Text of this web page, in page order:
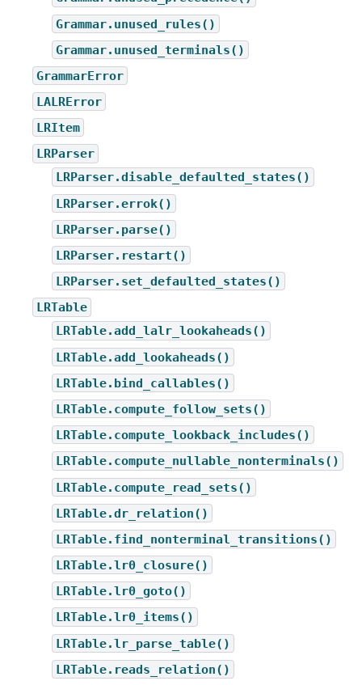
Grammar.unused_rules()
Grammar.unused_terminals()
GrammarError
LALRError
LRItem
LRParser
LRParser.disable_defaulted_states()
LRParser.errok()
LRParser.parse()
LRParser.restart()
LRParser.set_defaulted_states()
LRTable
LRTable.add_lalr_lookaheads()
LRTable.add_lookaheads()
LRTable.bind_callables()
LRTable.compute_follow_sets()
LRTable.compute_lookback_includes()
LRTable.compute_nullable_nonterminals()
LRTable.compute_read_sets()
LRTable.dr_relation()
LRTable.find_nonterminal_transitions()
LRTable.lr0_closure()
LRTable.lr0_goto()
LRTable.lr0_items()
LRTable.lr_parse_table()
LRTable.reads_relation()